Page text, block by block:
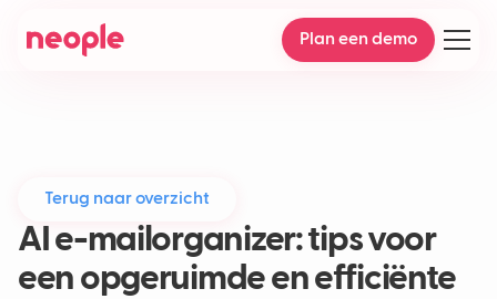
Plan een demo
Terug naar overzicht
AI e-mailorganizer: tips voor
een opgeruimde en efficiënte